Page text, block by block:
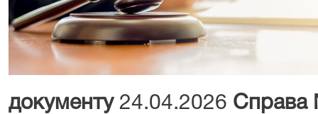
документу 24.04.2026